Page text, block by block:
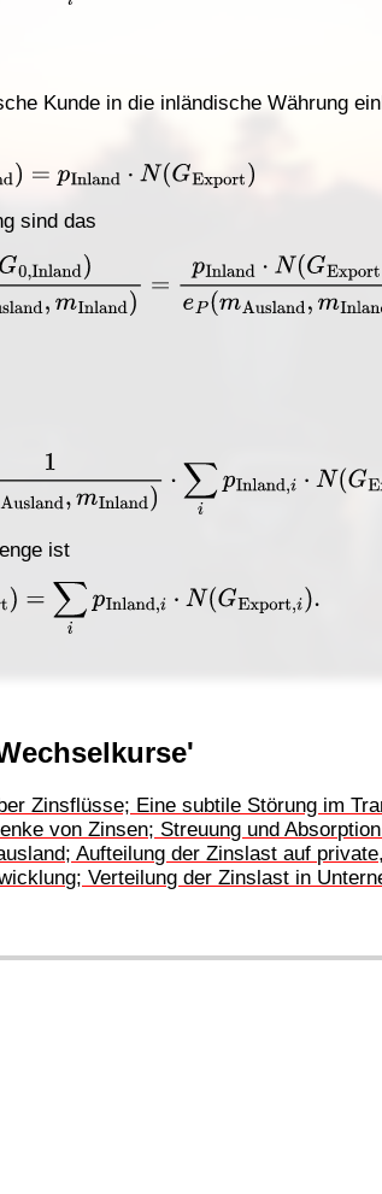
Kunde in die inländische Währung
)= pInland ⋅ N( GExport)
sind das
,mInland)=p Inland⋅N(GExport)eP(
Ausland,mInland )⋅ ∑ pInland ,i N(G
ist
) =∑ ipInland, ⋅ N(GExport,i).
Zinsflüsse; Eine subtile Störung im
von Zinsen; Streuung und
Aufteilung der Zinslast auf
Verteilung der Zinslast in